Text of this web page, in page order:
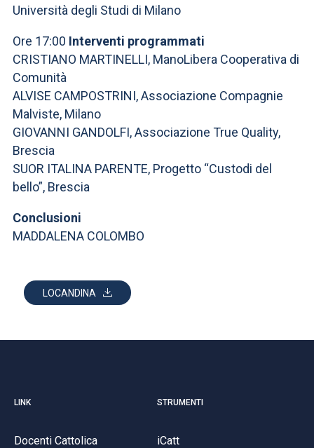
Università degli Studi di Milano
Ore 17:00 Interventi programmati
CRISTIANO MARTINELLI, ManoLibera Cooperativa di
Comunità
ALVISE CAMPOSTRINI, Associazione Compagnie
Malviste, Milano
GIOVANNI GANDOLFI, Associazione True Quality,
Brescia
SUOR ITALINA PARENTE, Progetto “Custodi del
bello”, Brescia
Conclusioni
MADDALENA COLOMBO
LOCANDINA
LINK
Docenti Cattolica
STRUMENTI
iCatt